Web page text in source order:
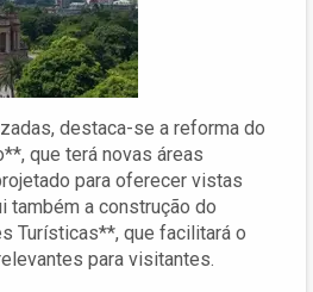
destaca-se a reforma do
que terá novas áreas
para oferecer vistas
também a construção do
Turísticas**, que facilitará o
para visitantes.